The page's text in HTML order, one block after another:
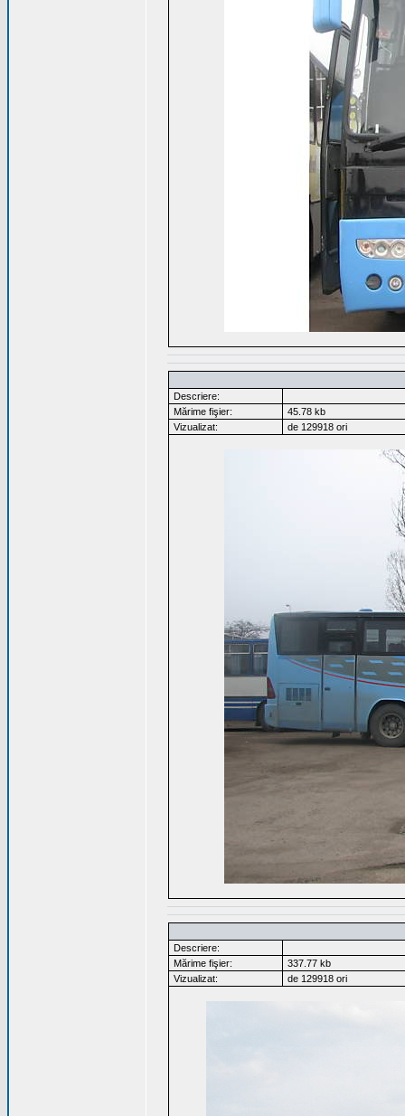
Descriere:
Mărime fişier:
45.78 kb
Vizualizat:
de 129918 ori
Descriere:
Mărime fişier:
337.77 kb
Vizualizat:
de 129918 ori